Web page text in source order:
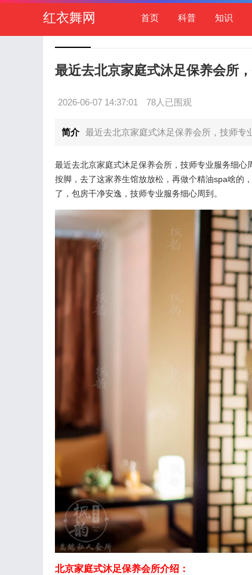
红衣舞网 首页 科普 知识
最近去北京家庭式沐足保养会所
2026-06-07 14:37:01 78人已围观
简介 最近去北京家庭式沐足保养会所，技师专
最近去北京家庭式沐足保养会所，技师专业服务细
按脚，去了这家养生馆放放松，再做个精油spa啥的
了，包房干净安逸，技师专业服务细心周到。
北京家庭式沐足保养会所介绍：